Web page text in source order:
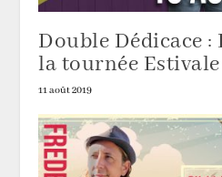
Double Dédicace :
la tournée Estivale
11 août 2019